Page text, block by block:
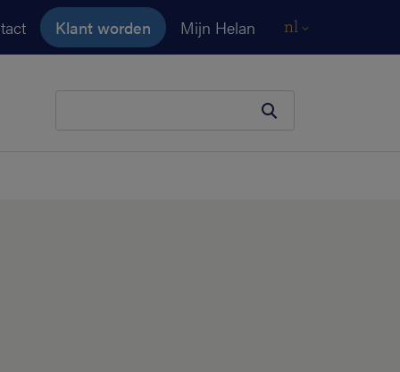
Klant worden Mijn Helan nl